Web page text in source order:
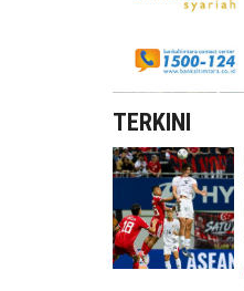
TERKINI